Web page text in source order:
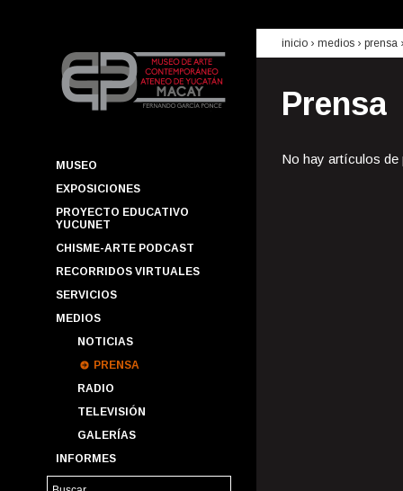
MUSEO
EXPOSICIONES
PROYECTO EDUCATIVO
YUCUNET
CHISME-ARTE PODCAST
RECORRIDOS VIRTUALES
SERVICIOS
MEDIOS
NOTICIAS
PRENSA
RADIO
TELEVISIÓN
GALERÍAS
INFORMES
inicio › medios › prensa
Prensa
No hay artículos de